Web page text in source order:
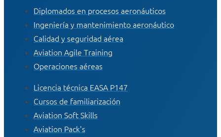
Diplomados en procesos aeronáuticos
Ingeniería y mantenimiento aeronáutico
Calidad y seguridad aérea
Aviation Agile Training
Operaciones aéreas
Licencia técnica EASA P147
Cursos de familiarización
Aviation Soft Skills
Aviation Pack's